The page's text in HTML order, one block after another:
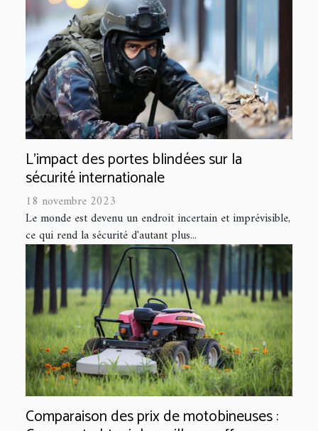
L'impact des portes blindées sur la
sécurité internationale
18 novembre 2023
Le monde est devenu un endroit incertain et imprévisible,
ce qui rend la sécurité d'autant plus...
Comparaison des prix de motobineuses :